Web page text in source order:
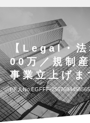
【Legal・
00万／規制
事業立上げ
求人No.EGFFF-